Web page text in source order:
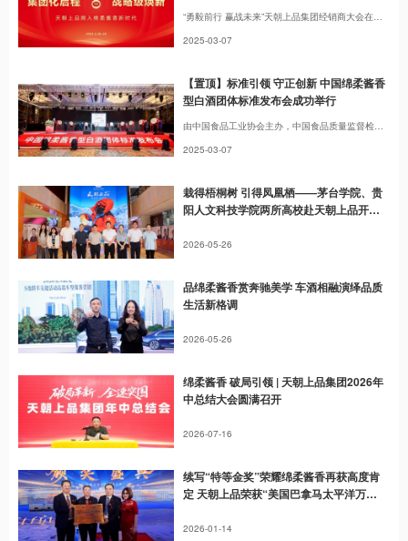
“勇毅前行 赢战未来”天朝上品集团经销商大会在贵州贵安群生豪升大酒店隆重举行。天朝上品集团董事长黄永毅，天朝上品迎宾酒业集团副董事长、首席专家梁明锋及天朝上品经销商、联营商、合作伙伴千余人出席大会，此外峰会进行同步线上直播，当晚突破263万人线上参与并观看此次盛会，与天朝上品共同开启绵柔酱香新征程。
2025-03-07
【置顶】标准引领 守正创新 中国绵柔酱香
型白酒团体标准发布会成功举行
由中国食品工业协会主办，中国食品质量监督检验中心承办，中国食品发酵工业研究院、中国酒类流通协会、贵州省轻工业科学研究所、贵州食品工程职业学校、贵州省酿酒工业协会、贵州省标准化协会、仁怀市酒业协会共同协办的以“标准引领，守正创新”为主题的中国绵柔酱香型白酒团体标准发布会在贵州贵安新区隆重举行。
2025-03-07
栽得梧桐树 引得凤凰栖——茅台学院、贵
阳人文科技学院两所高校赴天朝上品开展
2026-05-26
品绵柔酱香赏奔驰美学 车酒相融演绎品质
生活新格调
2026-05-26
绵柔酱香 破局引领 | 天朝上品集团2026年
中总结大会圆满召开
2026-07-16
续写“特等金奖”荣耀绵柔酱香再获高度肯
定 天朝上品荣获“美国巴拿马太平洋万国
2026-01-14